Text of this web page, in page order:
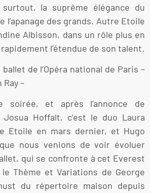
la suprême élégance du
l’apanage des grands. Autre Etoile
Albisson, dans un rôle plus en
l’étendue de son talent.
de l’Opéra national de Paris –
–
soirée, et après l’annonce de
Josua Hoffalt, c’est le duo Laura
Etoile en mars dernier, et Hugo
nous venions de voir évoluer
qui se confronte à cet Everest
Thème et Variations de George
du répertoire maison depuis